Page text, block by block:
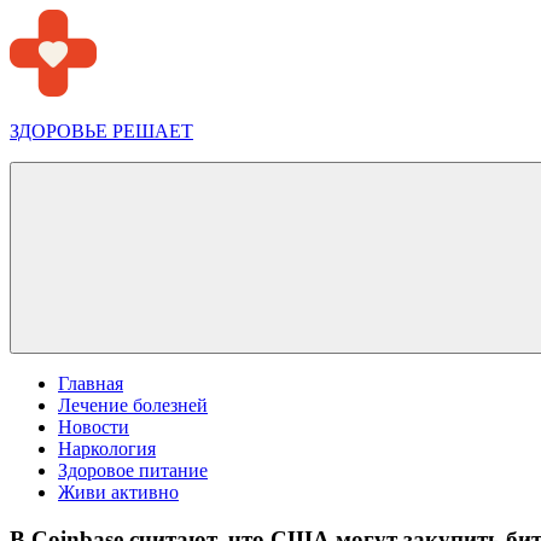
Перейти
к
содержимому
ЗДОРОВЬЕ РЕШАЕТ
Меню
Главная
Лечение болезней
Новости
Наркология
Здоровое питание
Живи активно